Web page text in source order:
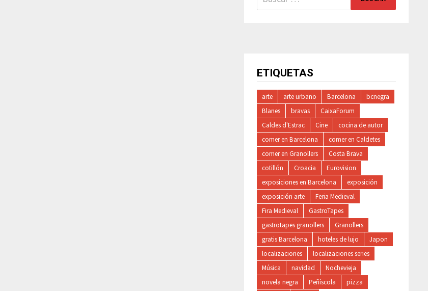
ETIQUETAS
arte arte urbano Barcelona
bcnegra
Blanes
bravas
CaixaForum
Caldes d'Estrac
Cine
cocina de autor
comer en Barcelona
comer en Caldetes
comer en Granollers
Costa Brava
cotillón
Croacia
Eurovision
exposiciones en Barcelona
exposición
exposición arte
Feria Medieval
Fira Medieval
GastroTapes
gastrotapes granollers
Granollers
gratis Barcelona
hoteles de lujo
Japon
localizaciones
localizaciones series
Música
navidad
Nochevieja
novela negra
Peñíscola
pizza